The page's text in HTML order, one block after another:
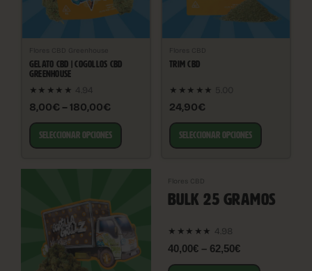
Flores CBD Greenhouse
GELATO CBD | COGOLLOS CBD
GREENHOUSE
★★★★★ 4.94
8,00€ – 180,00€
SELECCIONAR OPCIONES
Flores CBD
TRIM CBD
★★★★★ 5.00
24,90€
SELECCIONAR OPCIONES
Flores CBD
BULK 25 GRAMOS
★★★★★ 4.98
40,00€ – 62,50€